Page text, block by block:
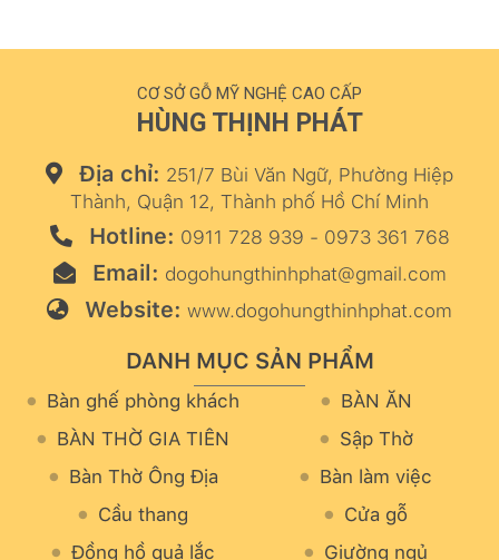
CƠ SỞ GỖ MỸ NGHỆ CAO CẤP
HÙNG THỊNH PHÁT
Địa chỉ: 251/7 Bùi Văn Ngữ, Phường Hiệp
Thành, Quận 12, Thành phố Hồ Chí Minh
Hotline: 0911 728 939 - 0973 361 768
Email: dogohungthinhphat@gmail.com
Website: www.dogohungthinhphat.com
DANH MỤC SẢN PHẨM
Bàn ghế phòng khách
BÀN ĂN
BÀN THỜ GIA TIÊN
Sập Thờ
Bàn Thờ Ông Địa
Bàn làm việc
Cầu thang
Cửa gỗ
Đồng hồ quả lắc
Giường ngủ